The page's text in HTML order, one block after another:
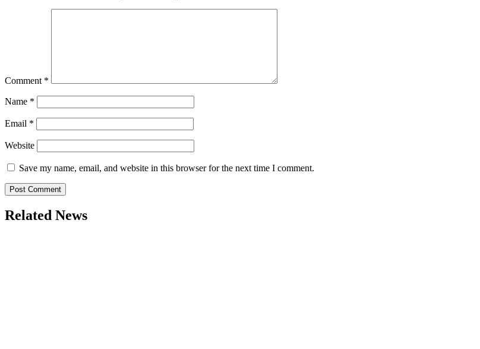
Comment *
Name *
Email *
Website
Save my name, email, and website in this browser for the next time I comment.
Related News